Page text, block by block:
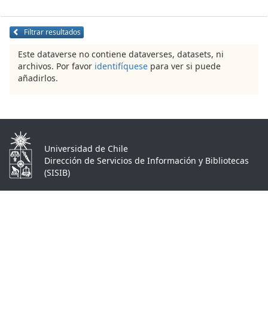
Filtrar resultados
Este dataverse no contiene dataverses, datasets, ni
archivos. Por favor identifíquese para ver si puede
añadirlos.
Universidad de Chile
Dirección de Servicios de Información y Bibliotecas
(SISIB)